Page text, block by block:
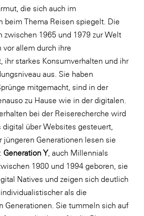
die sich auch im
beim Thema Reisen spiegelt. Die
zwischen 1965 und 1979 zur Welt
vor allem durch ihre
ihr starkes Konsumverhalten und ihr
aus. Sie haben
mitgemacht, sind in der
zu Hause wie in der digitalen.
bei der Reiserecherche wird
über Websites gesteuert,
jüngeren Generationen lesen sie
Generation Y, auch Millennials
1980 und 1994 geboren, sie
Natives und zeigen sich deutlich
als die
Generationen. Sie tummeln sich auf